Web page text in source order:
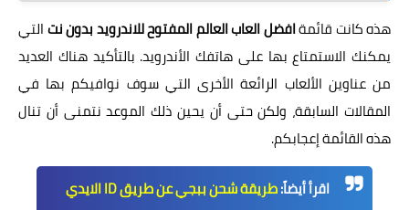
هذه كانت قائمةافضل العاب العالم المفتوح للاندرويد بدون نتالتي
يمكنك الاستمتاع بها على هاتفك الأندرويد. بالتأكيد هناك العديد
من عناوين الألعاب الرائعة الأخرى التي سوف نوافيكم بها في
المقالات السابقة، ولكن حتى أن يحين ذلك الموعد نتمنى أن تنال
هذه القائمة إعجابكم.
اقرأ أيضاً:
طريقة شحن ببجي عن طريق ID الايدي